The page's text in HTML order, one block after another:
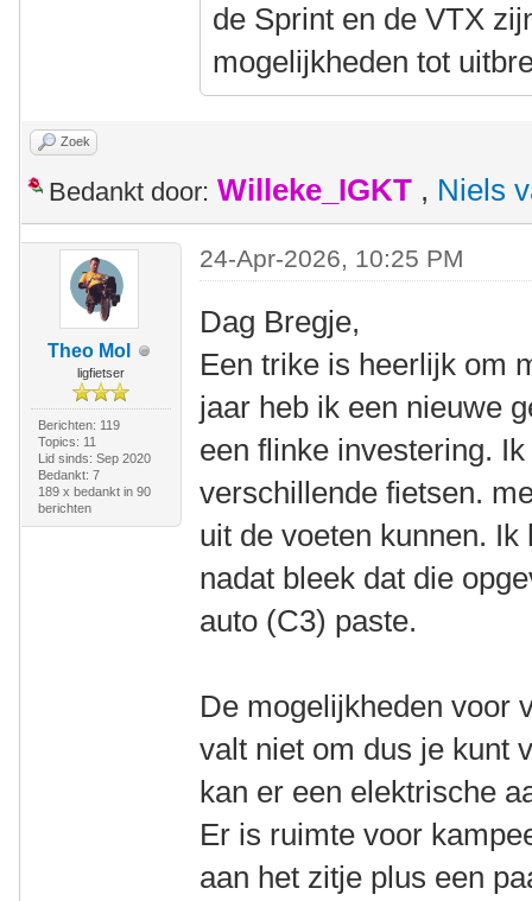
de Sprint en de VTX
mogelijkheden tot
Zoek
Bedankt door: Willeke_IGKT , Niels
Theo Mol
ligfietser
Berichten: 119
Topics: 11
Lid sinds: Sep 2020
Bedankt: 7
189 x bedankt in 90
berichten
24-Apr-2026, 10:25 PM
Dag Bregje,
Een trike is heerlijk om
jaar heb ik een nieuwe
een flinke investering.
verschillende fietsen.
uit de voeten kunnen.
nadat bleek dat die
auto (C3) paste.
De mogelijkheden voor
valt niet om dus je kunt
kan er een elektrische
Er is ruimte voor
aan het zitje plus een